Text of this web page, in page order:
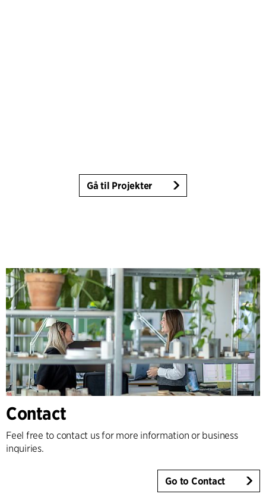
Gå til Projekter
Contact
Feel free to contact us for more information or business
inquiries.
Go to Contact